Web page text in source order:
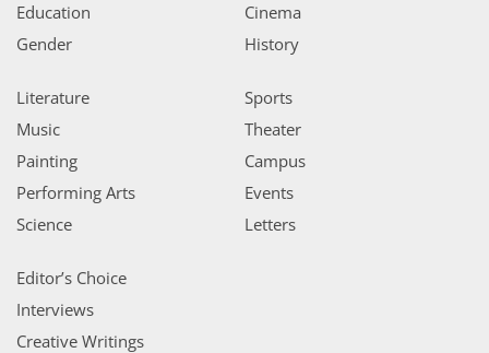
Education
Gender
Cinema
History
Literature
Music
Painting
Performing Arts
Science
Sports
Theater
Campus
Events
Letters
Editor’s Choice
Interviews
Creative Writings